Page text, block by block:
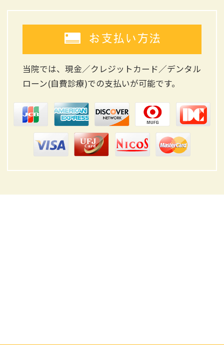
お支払い方法
当院では、現金／クレジットカード／デンタル
ローン(自費診療)での支払いが可能です。